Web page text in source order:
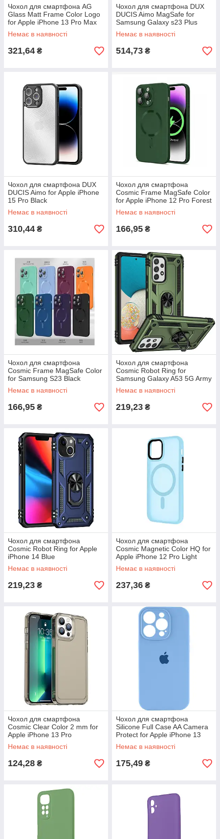
Чохол для смартфона AG
Glass Matt Frame Color Logo
for Apple iPhone 13 Pro Max
Sierra Blue
Немає в наявності
321,64 ₴
Чохол для смартфона DUX
DUCIS Aimo MagSafe for
Samsung Galaxy s23 Plus
Black
Немає в наявності
514,73 ₴
Чохол для смартфона DUX
DUCIS Aimo for Apple iPhone
15 Pro Black
Немає в наявності
310,44 ₴
Чохол для смартфона
Cosmic Frame MagSafe Color
for Apple iPhone 12 Pro Forest
Green
Немає в наявності
166,95 ₴
Чохол для смартфона
Cosmic Frame MagSafe Color
for Samsung S23 Black
Немає в наявності
166,95 ₴
Чохол для смартфона
Cosmic Robot Ring for
Samsung Galaxy A53 5G Army
Green
Немає в наявності
219,23 ₴
Чохол для смартфона
Cosmic Robot Ring for Apple
iPhone 14 Blue
Немає в наявності
219,23 ₴
Чохол для смартфона
Cosmic Magnetic Color HQ for
Apple iPhone 12 Pro Light
Blue
Немає в наявності
237,36 ₴
Чохол для смартфона
Cosmic Clear Color 2 mm for
Apple iPhone 13 Pro
Transparent Black
Немає в наявності
124,28 ₴
Чохол для смартфона
Silicone Full Case AA Camera
Protect for Apple iPhone 13
Pro Max 49,Cornflower
Немає в наявності
175,49 ₴